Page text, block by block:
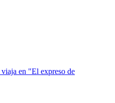
en "El expreso de